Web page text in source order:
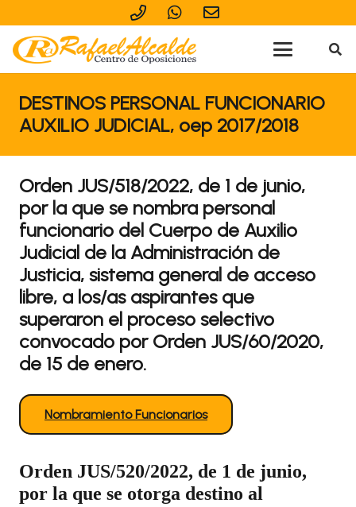
DESTINOS PERSONAL FUNCIONARIO
AUXILIO JUDICIAL, oep 2017/2018
Orden JUS/518/2022, de 1 de junio,
por la que se nombra personal
funcionario del Cuerpo de Auxilio
Judicial de la Administración de
Justicia, sistema general de acceso
libre, a los/as aspirantes que
superaron el proceso selectivo
convocado por Orden JUS/60/2020,
de 15 de enero.
Nombramiento Funcionarios
Orden JUS/520/2022, de 1 de junio,
por la que se otorga destino al